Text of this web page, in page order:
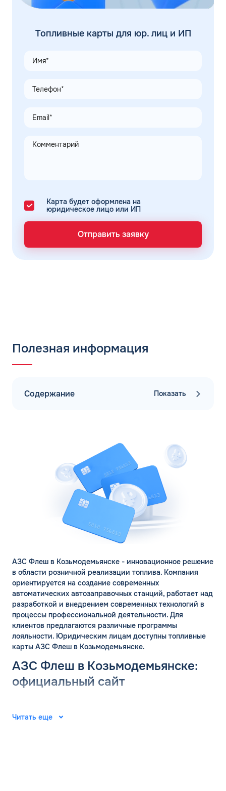
Топливные карты для юр. лиц и ИП
Карта будет оформлена на
юридическое лицо или ИП
Отправить заявку
Полезная информация
Содержание Показать
АЗС Флеш в Козьмодемьянске - инновационное решение
в области розничной реализации топлива. Компания
ориентируется на создание современных
автоматических автозаправочных станций, работает над
разработкой и внедрением современных технологий в
процессы профессиональной деятельности. Для
клиентов предлагаются различные программы
лояльности. Юридическим лицам доступны топливные
карты АЗС Флеш в Козьмодемьянске.
АЗС Флеш в Козьмодемьянске:
официальный сайт
2008 году. Специалисты разработали и внедрили
автоматические автозаправочные станции на
Читать еще